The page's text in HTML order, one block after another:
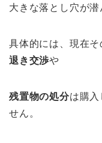
大きな落とし穴が潜
具体的には、現在
退き交渉や
残置物の処分は購入
せん。